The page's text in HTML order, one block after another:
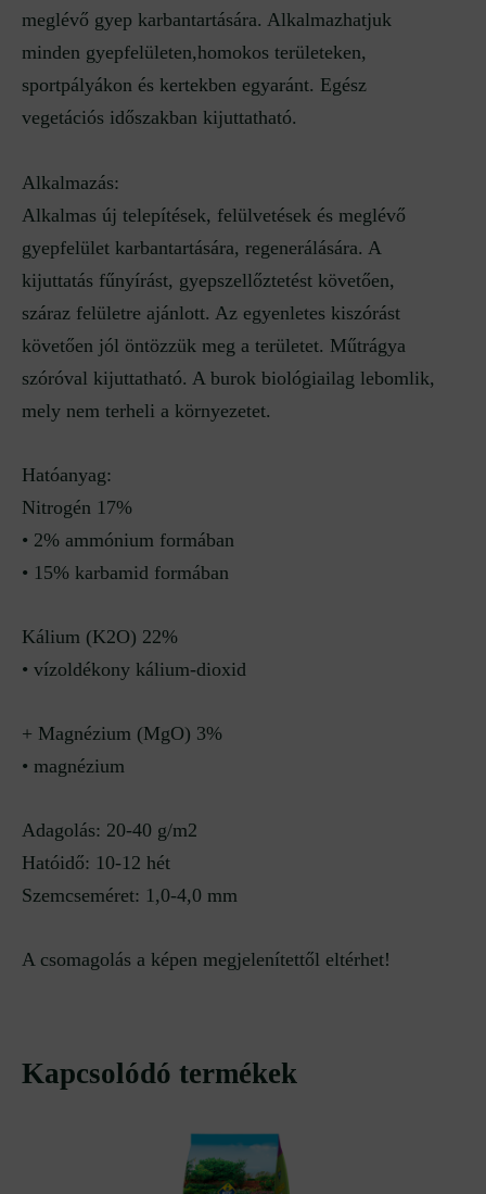
meglévő gyep karbantartására. Alkalmazhatjuk
minden gyepfelületen,homokos területeken,
sportpályákon és kertekben egyaránt. Egész
vegetációs időszakban kijuttatható.
Alkalmazás:
Alkalmas új telepítések, felülvetések és meglévő
gyepfelület karbantartására, regenerálására. A
kijuttatás fűnyírást, gyepszellőztetést követően,
száraz felületre ajánlott. Az egyenletes kiszórást
követően jól öntözzük meg a területet. Műtrágya
szóróval kijuttatható. A burok biológiailag lebomlik,
mely nem terheli a környezetet.
Hatóanyag:
Nitrogén 17%
• 2% ammónium formában
• 15% karbamid formában
Kálium (K2O) 22%
• vízoldékony kálium-dioxid
+ Magnézium (MgO) 3%
• magnézium
Adagolás: 20-40 g/m2
Hatóidő: 10-12 hét
Szemcseméret: 1,0-4,0 mm
A csomagolás a képen megjelenítettől eltérhet!
Kapcsolódó termékek
price
was: